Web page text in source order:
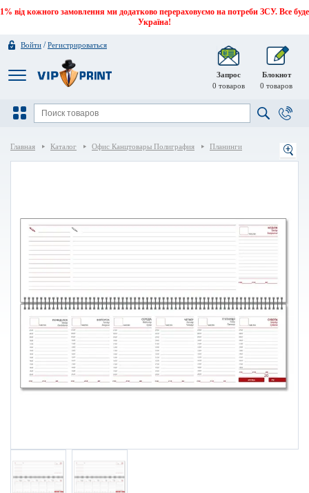
1% від кожного замовлення ми додатково перераховуємо на потреби ЗСУ. Все буде
Україна!
Войти /Регистрироваться
Запрос
0 товаров
Блокнот
0 товаров
Главная Каталог Офис Канцтовары Полиграфия Планинги